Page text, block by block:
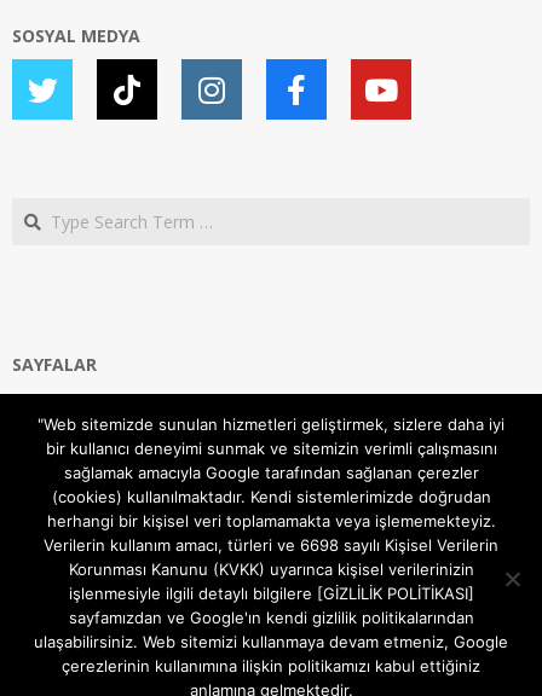
SOSYAL MEDYA
Search
SAYFALAR
Gizlilik ve Çerezler (Cookies) Politikası
Hakkımızda
İletişim Kanalları
MODEM KURULUM
TEKNİK DESTEK
TELEVİZYON SİSTEMLERİ
"Web sitemizde sunulan hizmetleri geliştirmek, sizlere daha iyi
bir kullanıcı deneyimi sunmak ve sitemizin verimli çalışmasını
sağlamak amacıyla Google tarafından sağlanan çerezler
(cookies) kullanılmaktadır. Kendi sistemlerimizde doğrudan
herhangi bir kişisel veri toplamamakta veya işlememekteyiz.
Verilerin kullanım amacı, türleri ve 6698 sayılı Kişisel Verilerin
Korunması Kanunu (KVKK) uyarınca kişisel verilerinizin
işlenmesiyle ilgili detaylı bilgilere [GİZLİLİK POLİTİKASI]
sayfamızdan ve Google'ın kendi gizlilik politikalarından
ulaşabilirsiniz. Web sitemizi kullanmaya devam etmeniz, Google
çerezlerinin kullanımına ilişkin politikamızı kabul ettiğiniz
anlamına gelmektedir.